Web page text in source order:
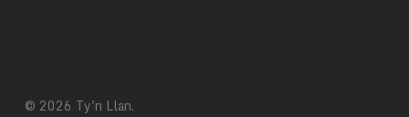
© 2026 Ty'n Llan.